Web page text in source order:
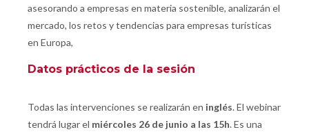
asesorando a empresas en materia sostenible, analizarán el
mercado, los retos y tendencias para empresas turísticas
en Europa,
Datos prácticos de la sesión
Todas las intervenciones se realizarán en inglés. El webinar
tendrá lugar el miércoles 26 de junio a las 15h. Es una